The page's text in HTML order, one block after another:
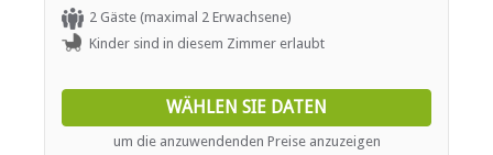
of channels available, hairdryer, safe, high quality cotton
linen, soft towels, bottled water and complimentary
toiletries.
2 Gäste (maximal 2 Erwachsene)
Kinder sind in diesem Zimmer erlaubt
WÄHLEN SIE DATEN
um die anzuwendenden Preise anzuzeigen